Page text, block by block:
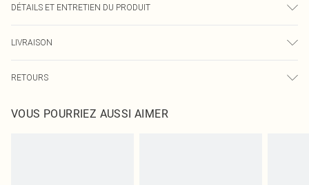
DÉTAILS ET ENTRETIEN DU PRODUIT
des transferts de couleur peuvent se produire.
LIVRAISON
Livraison express France
Jusqu'à 2-3 jours ouvrables
RETOURS
pour nous retourner un article.
VOUS POURRIEZ AUSSI AIMER